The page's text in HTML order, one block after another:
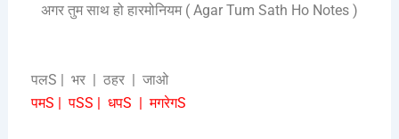
अगर तुम साथ हो हारमोनियम ( Agar Tum Sath Ho Notes )
पलS | भर | ठहर | जाओ
पमS | पSS | धपS | मगरेगS